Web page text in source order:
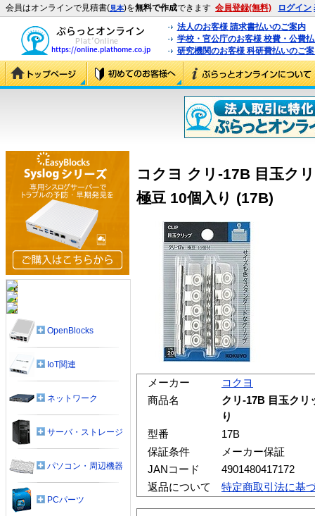
会員はオンラインで見積書(見本)を無料で作成できます 会員登録(無料) ログイン
法人のお客様 請求書払いのご案内
学校・官公庁のお客様 校費・公費
研究機関のお客様 科研費払いのご
コクヨ クリ-17B 目玉ク
極豆 10個入り (17B)
メーカー
コクヨ
商品名
クリ-17B 目玉クリ
り
型番
17B
保証条件
メーカー保証
JANコード
4901480417172
返品について
特定商取引法に基
OpenBlocks
IoT関連
ネットワーク
サーバ・ストレージ
パソコン・周辺機器
PCパーツ